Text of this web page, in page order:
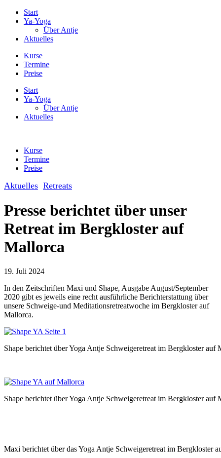
Start
Ya-Yoga
Über Antje
Aktuelles
Kurse
Termine
Preise
Start
Ya-Yoga
Über Antje
Aktuelles
Kurse
Termine
Preise
Aktuelles Retreats
Presse berichtet über unser
Retreat im Bergkloster auf
Mallorca
19. Juli 2024
In den Zeitschriften Maxi und Shape, Ausgabe August/September
2020 gibt es jeweils eine recht ausführliche Berichterstattung über
unsere Schweige-und Meditationsretreatwoche im Bergkloster auf
Mallorca.
Shape berichtet über Yoga Antje Schweigeretreat im Bergkloster auf
Shape berichtet über Yoga Antje Schweigeretreat im Bergkloster auf
Maxi berichtet über das Yoga Antje Schweigeretreat im Bergkloster